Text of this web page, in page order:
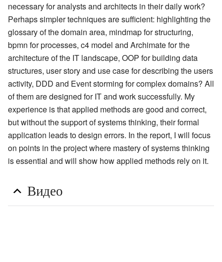
necessary for analysts and architects in their daily work?
Perhaps simpler techniques are sufficient: highlighting the
glossary of the domain area, mindmap for structuring,
bpmn for processes, c4 model and Archimate for the
architecture of the IT landscape, OOP for building data
structures, user story and use case for describing the users
activity, DDD and Event storming for complex domains? All
of them are designed for IT and work successfully. My
experience is that applied methods are good and correct,
but without the support of systems thinking, their formal
application leads to design errors. In the report, I will focus
on points in the project where mastery of systems thinking
is essential and will show how applied methods rely on it.
Видео